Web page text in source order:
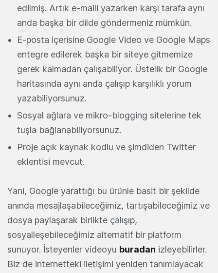
edilmiş. Artık e-maili yazarken karşı tarafa aynı
anda başka bir dilde göndermeniz mümkün.
E-posta içerisine Google Video ve Google Maps
entegre edilerek başka bir siteye gitmemize
gerek kalmadan çalışabiliyor. Üstelik bir Google
haritasında aynı anda çalışıp karşılıklı yorum
yazabiliyorsunuz.
Sosyal ağlara ve mikro-blogging sitelerine tek
tuşla bağlanabiliyorsunuz.
Proje açık kaynak kodlu ve şimdiden Twitter
eklentisi mevcut.
Yani, Google yarattığı bu ürünle basit bir şekilde
anında mesajlaşabileceğimiz, tartışabileceğimiz ve
dosya paylaşarak birlikte çalışıp,
sosyalleşebileceğimiz alternatif bir platform
sunuyor. İsteyenler videoyu buradan izleyebilirler.
Biz de internetteki iletişimi yeniden tanımlayacak